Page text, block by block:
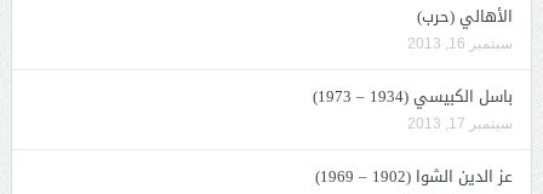
الأهالي (حرب)
سبتمبر 16, 2013
باسل الكبيسي (1934 – 1973)
سبتمبر 17, 2013
عز الدين الشوا (1902 – 1969)